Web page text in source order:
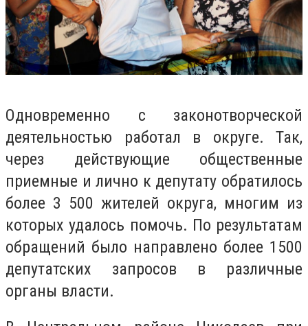
Одновременно с законотворческой
деятельностью работал в округе. Так,
через действующие общественные
приемные и лично к депутату обратилось
более 3 500 жителей округа, многим из
которых удалось помочь. По результатам
обращений было направлено более 1500
депутатских запросов в различные
органы власти.